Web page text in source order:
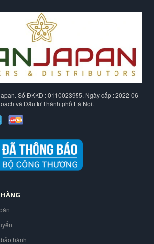
Số ĐKKD : 0110023955. Ngày cấp : 2022-06-
và Đầu tư Thành phố Hà Nội.
hành